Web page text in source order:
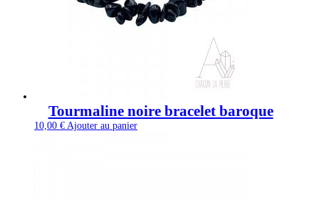
Tourmaline noire bracelet baroque
10,00 € Ajouter au panier